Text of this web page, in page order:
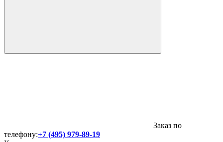
Заказ по
телефону:+7 (495) 979-89-19